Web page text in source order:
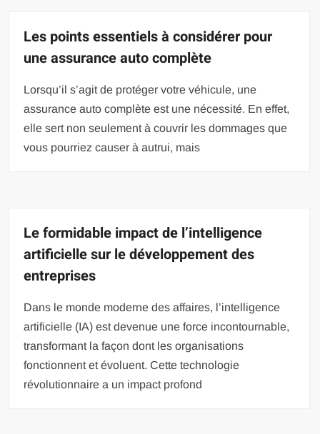
Les points essentiels à considérer pour
une assurance auto complète
Lorsqu’il s’agit de protéger votre véhicule, une
assurance auto complète est une nécessité. En effet,
elle sert non seulement à couvrir les dommages que
vous pourriez causer à autrui, mais
Le formidable impact de l’intelligence
artificielle sur le développement des
entreprises
Dans le monde moderne des affaires, l’intelligence
artificielle (IA) est devenue une force incontournable,
transformant la façon dont les organisations
fonctionnent et évoluent. Cette technologie
révolutionnaire a un impact profond